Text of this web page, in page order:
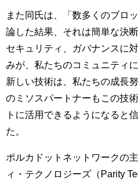
また同氏は、「数多くのブロ
論した結果、それは簡単な決
セキュリティ、ガバナンスに
みが、私たちのコミュニティ
新しい技術は、私たちの成長
のミソスパートナーもこの技
トに活用できるようになると
た。
ポルカドットネットワークの
ィ・テクノロジーズ（Parity